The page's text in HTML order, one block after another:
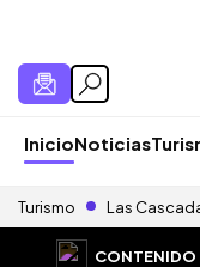
InicioNoticias
Turismo Las
CONTENIDO